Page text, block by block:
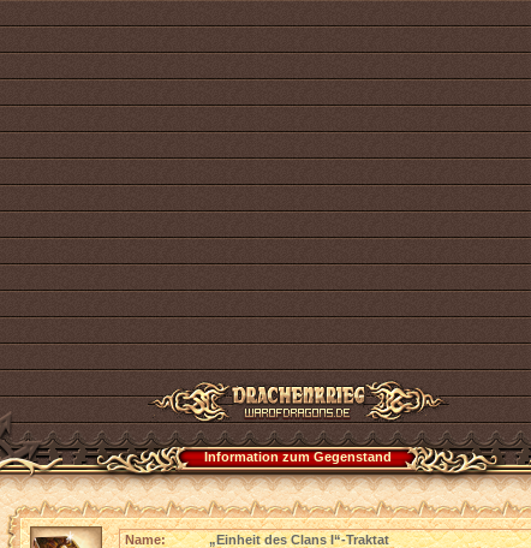
Information zum Gegenstand
Name:
„Einheit des Clans I“-Traktat